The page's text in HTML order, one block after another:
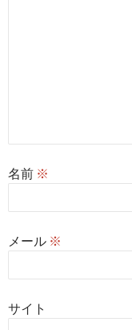
名前 ※
メール ※
サイト